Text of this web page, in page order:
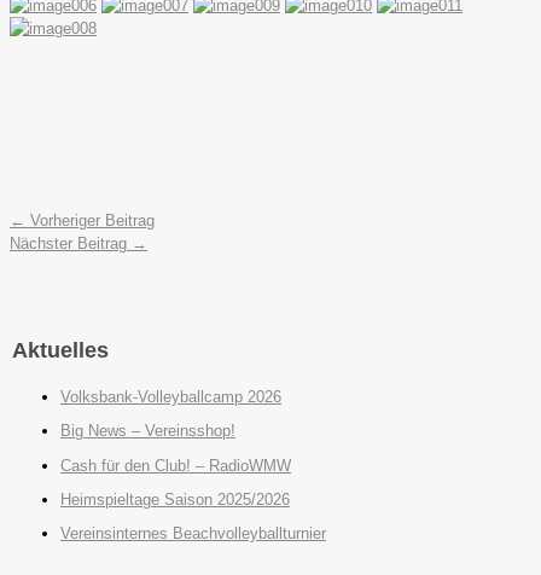
← Vorheriger Beitrag
Nächster Beitrag →
Aktuelles
Volksbank-Volleyballcamp 2026
Big News – Vereinsshop!
Cash für den Club! – RadioWMW
Heimspieltage Saison 2025/2026
Vereinsinternes Beachvolleyballturnier